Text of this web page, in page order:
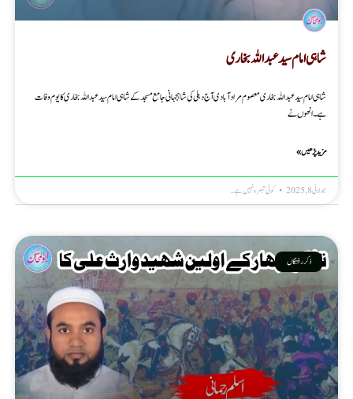
شاہی امام سید عبداللہ بخاری
شاہی امام سید عبداللہ بخاری معصوم مرادآبادی آج دہلی کی شاہجہانی جامع مسجد کے شاہی امام سید عبداللہ بخاری کا یوم وفات
ہے۔ انھوں نے
مزید پڑھیں »
جولائی 8, 2025 کوئی تبصرہ نہیں ہے۔
ذکر رفتگاں